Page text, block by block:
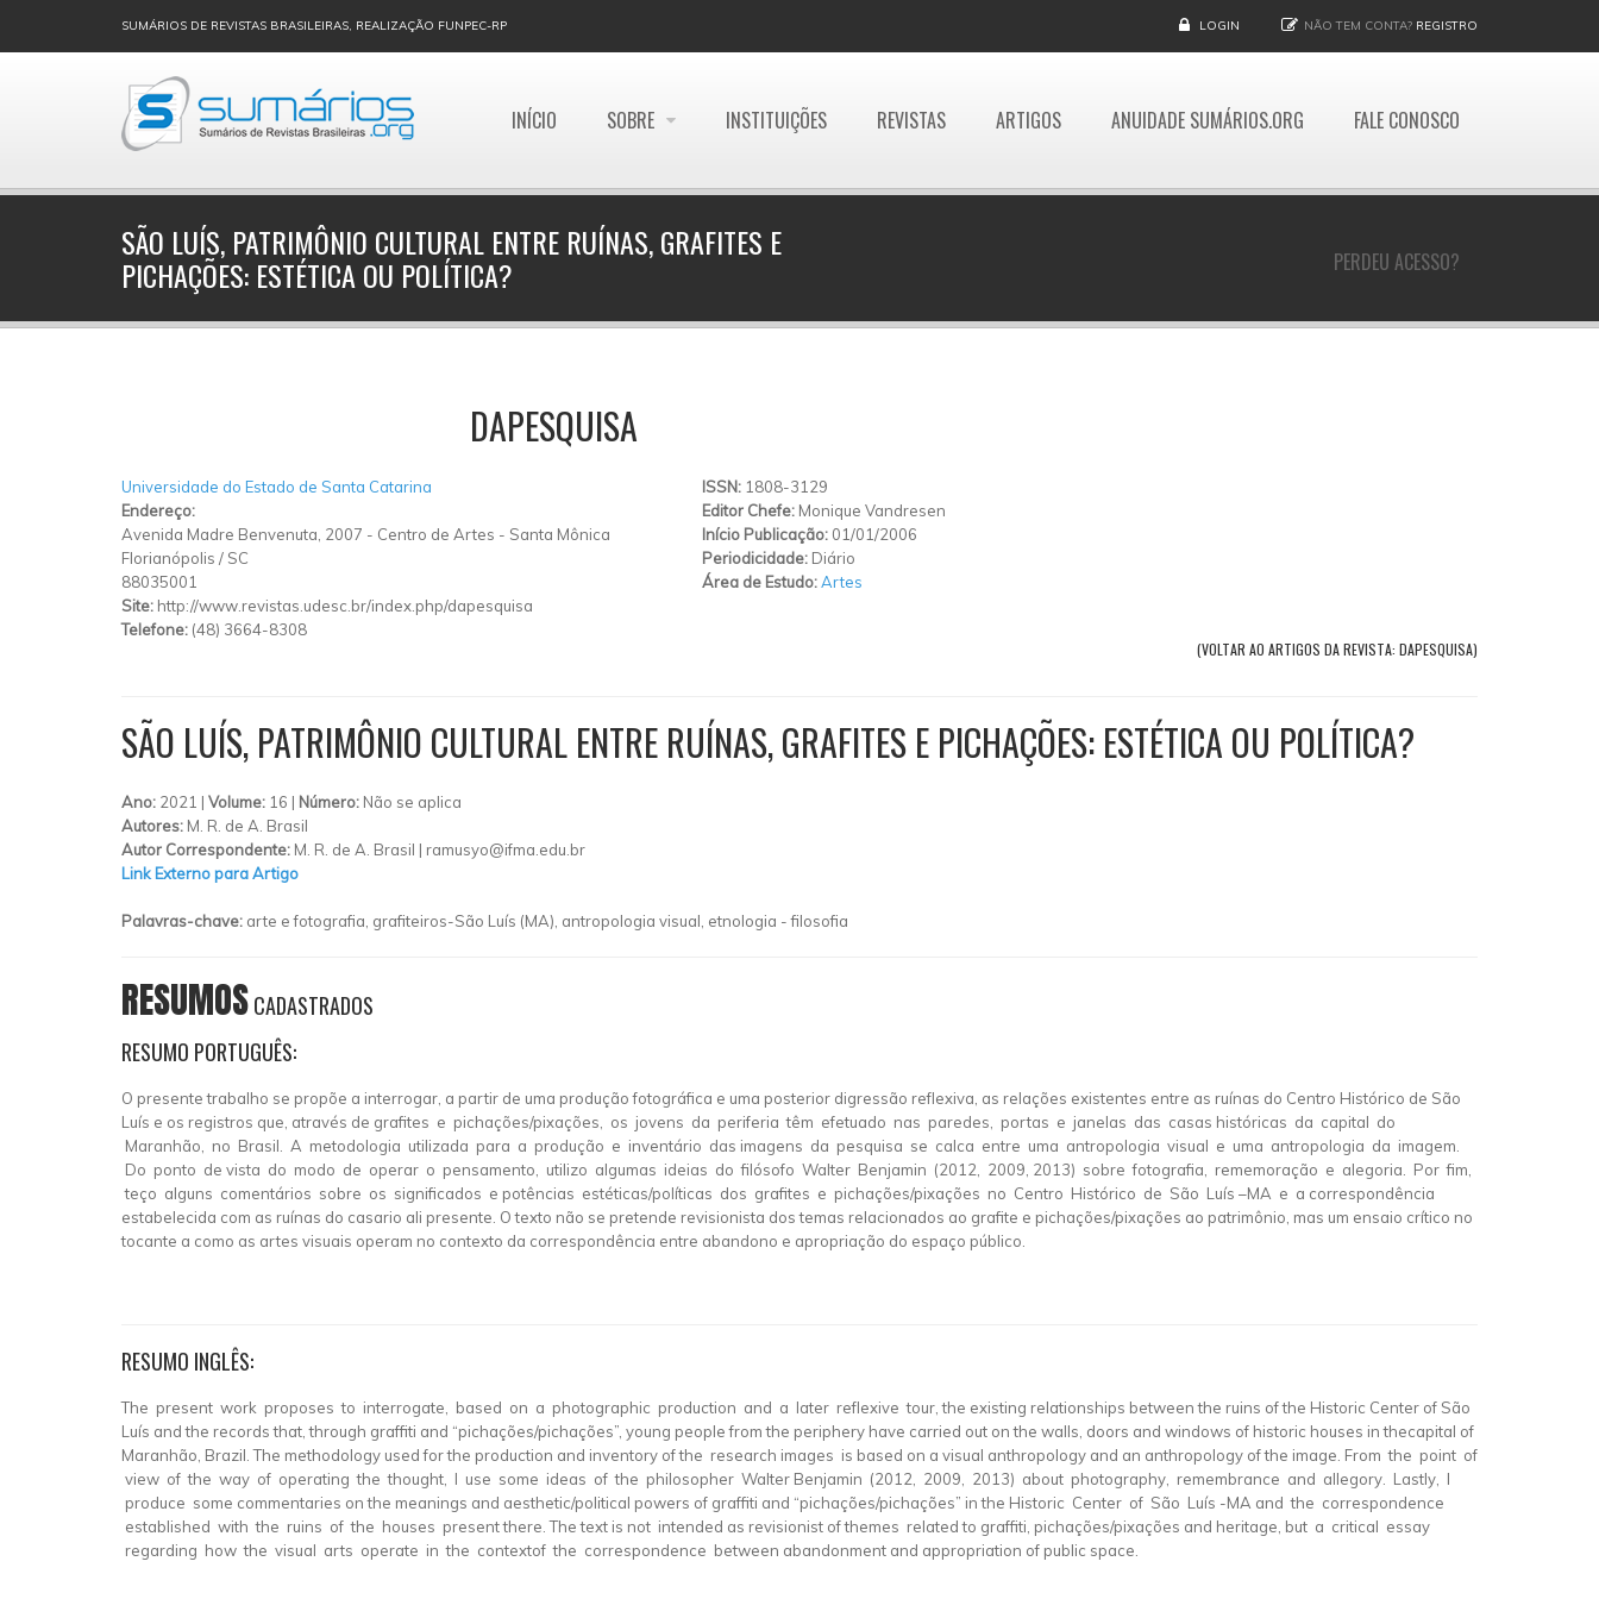
SUMÁRIOS DE REVISTAS BRASILEIRAS, REALIZAÇÃO FUNPEC-RP LOGIN NÃO TEM CONTA? REGISTRO
INÍCIO SOBRE INSTITUIÇÕES REVISTAS ARTIGOS ANUIDADE SUMÁRIOS.ORG FALE CONOSCO
PERDEU ACESSO?
SÃO LUÍS, PATRIMÔNIO CULTURAL ENTRE RUÍNAS, GRAFITES E
PICHAÇÕES: ESTÉTICA OU POLÍTICA?
DAPESQUISA
Universidade do Estado de Santa Catarina
Endereço:
Avenida Madre Benvenuta, 2007 - Centro de Artes - Santa Mônica
Florianópolis / SC
88035001
Site: http://www.revistas.udesc.br/index.php/dapesquisa
Telefone: (48) 3664-8308
ISSN: 1808-3129
Editor Chefe: Monique Vandresen
Início Publicação: 01/01/2006
Periodicidade: Diário
Área de Estudo:Artes
(VOLTAR AO ARTIGOS DA REVISTA: DAPESQUISA)
SÃO LUÍS, PATRIMÔNIO CULTURAL ENTRE RUÍNAS, GRAFITES E PICHAÇÕES: ESTÉTICA OU POLÍTICA?
Ano: 2021 | Volume: 16 | Número: Não se aplica
Autores: M. R. de A. Brasil
Autor Correspondente: M. R. de A. Brasil | ramusyo@ifma.edu.br
Link Externo para Artigo
Palavras-chave: arte e fotografia, grafiteiros-São Luís (MA), antropologia visual, etnologia - filosofia
RESUMOSCADASTRADOS
RESUMO PORTUGUÊS:
O presente trabalho se propõe a interrogar, a partir de uma produção fotográfica e uma posterior digressão reflexiva, as relações existentes entre as ruínas do Centro Histórico de São
Luís e os registros que, através de grafites e pichações/pixações, os jovens da periferia têm efetuado nas paredes, portas e janelas das casas históricas da capital do
Maranhão, no Brasil. A metodologia utilizada para a produção e inventário das imagens da pesquisa se calca entre uma antropologia visual e uma antropologia da imagem.
Do ponto de vista do modo de operar o pensamento, utilizo algumas ideias do filósofo Walter Benjamin (2012, 2009, 2013) sobre fotografia, rememoração e alegoria. Por fim,
teço alguns comentários sobre os significados e potências estéticas/políticas dos grafites e pichações/pixações no Centro Histórico de São Luís –MA e a correspondência
estabelecida com as ruínas do casario ali presente. O texto não se pretende revisionista dos temas relacionados ao grafite e pichações/pixações ao patrimônio, mas um ensaio crítico no
tocante a como as artes visuais operam no contexto da correspondência entre abandono e apropriação do espaço público.
RESUMO INGLÊS:
The present work proposes to interrogate, based on a photographic production and a later reflexive tour, the existing relationships between the ruins of the Historic Center of São
Luís and the records that, through graffiti and “pichações/pichações”, young people from the periphery have carried out on the walls, doors and windows of historic houses in thecapital of
Maranhão, Brazil. The methodology used for the production and inventory of the research images is based on a visual anthropology and an anthropology of the image. From the point of
view of the way of operating the thought, I use some ideas of the philosopher Walter Benjamin (2012, 2009, 2013) about photography, remembrance and allegory. Lastly, I
produce some commentaries on the meanings and aesthetic/political powers of graffiti and “pichações/pichações” in the Historic Center of São Luís -MA and the correspondence
established with the ruins of the houses present there. The text is not intended as revisionist of themes related to graffiti, pichações/pixações and heritage, but a critical essay
regarding how the visual arts operate in the contextof the correspondence between abandonment and appropriation of public space.